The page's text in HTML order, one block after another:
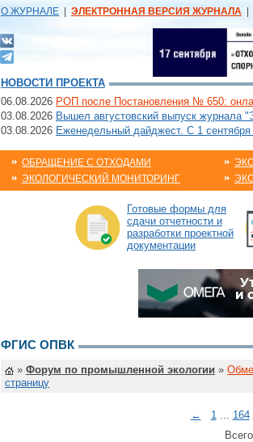
О ЖУРНАЛЕ ЭЛЕКТРОННАЯ ВЕРСИЯ ЖУРНАЛА
НОВОСТИ ПРОЕКТА
06.08.2026 РОП после Постановления № 650:
03.08.2026 Вышел августовский выпуск журнала
03.08.2026 Еженедельный дайджест. С 1 сентября
ОБРАЩЕНИЕ С ОТХОДАМИ
ЭКОЛОГИЧЕСКИЙ МОНИТОРИНГ
Готовые формы для
сдачи отчетности и
разработки проектной
документации
ФГИС ОПВК
» Форум по промышленной экологии »
страницу
← 1... 164